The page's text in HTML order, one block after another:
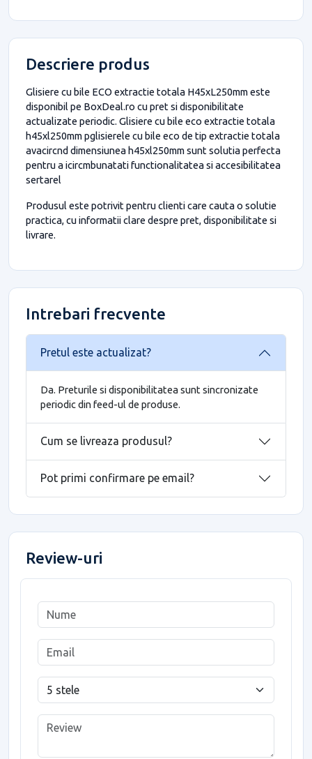
Descriere produs
Glisiere cu bile ECO extractie totala H45xL250mm este
disponibil pe BoxDeal.ro cu pret si disponibilitate
actualizate periodic. Glisiere cu bile eco extractie totala
h45xl250mm pglisierele cu bile eco de tip extractie totala
avacircnd dimensiunea h45xl250mm sunt solutia perfecta
pentru a icircmbunatati functionalitatea si accesibilitatea
sertarel
Produsul este potrivit pentru clienti care cauta o solutie
practica, cu informatii clare despre pret, disponibilitate si
livrare.
Intrebari frecvente
Pretul este actualizat?
Da. Preturile si disponibilitatea sunt sincronizate
periodic din feed-ul de produse.
Cum se livreaza produsul?
Pot primi confirmare pe email?
Review-uri